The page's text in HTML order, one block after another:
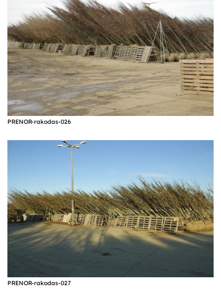
PRENOR-rakodas-026
PRENOR-rakodas-027